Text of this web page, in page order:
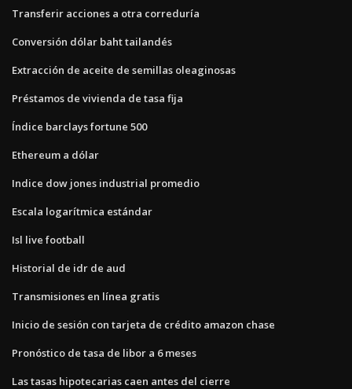
Transferir acciones a otra correduría
Conversión dólar baht tailandés
Extracción de aceite de semillas oleaginosas
Préstamos de vivienda de tasa fija
Índice barclays fortune 500
Ethereum a dólar
Indice dow jones industrial promedio
Escala logarítmica estándar
Isl live football
Historial de idr de aud
Transmisiones en línea gratis
Inicio de sesión con tarjeta de crédito amazon chase
Pronóstico de tasa de libor a 6 meses
Las tasas hipotecarias caen antes del cierre